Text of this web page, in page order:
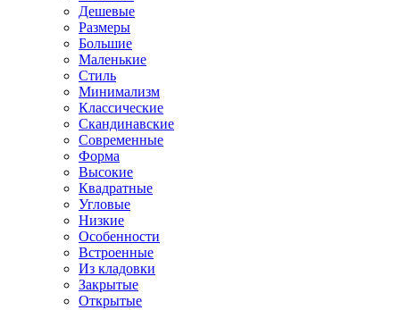
Дешевые
Размеры
Большие
Маленькие
Стиль
Минимализм
Классические
Скандинавские
Современные
Форма
Высокие
Квадратные
Угловые
Низкие
Особенности
Встроенные
Из кладовки
Закрытые
Открытые